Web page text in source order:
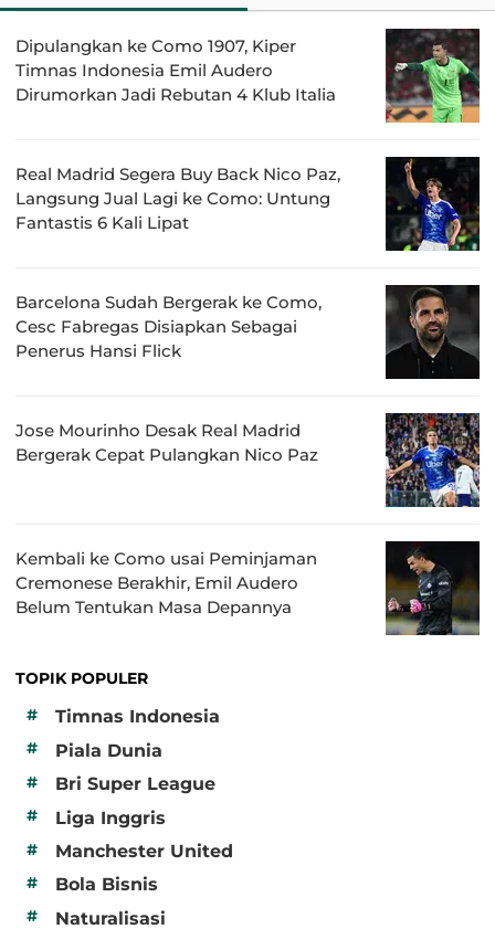
Dipulangkan ke Como 1907, Kiper
Timnas Indonesia Emil Audero
Dirumorkan Jadi Rebutan 4 Klub Italia
Real Madrid Segera Buy Back Nico Paz,
Langsung Jual Lagi ke Como: Untung
Fantastis 6 Kali Lipat
Barcelona Sudah Bergerak ke Como,
Cesc Fabregas Disiapkan Sebagai
Penerus Hansi Flick
Jose Mourinho Desak Real Madrid
Bergerak Cepat Pulangkan Nico Paz
Kembali ke Como usai Peminjaman
Cremonese Berakhir, Emil Audero
Belum Tentukan Masa Depannya
TOPIK POPULER
#
Timnas Indonesia
# Piala Dunia
# Bri Super League
# Liga Inggris
# Manchester United
# Bola Bisnis
# Naturalisasi